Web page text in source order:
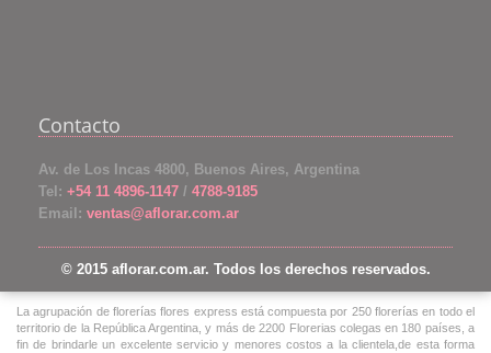
Contacto
Av. de Los Incas 4800, Buenos Aires, Argentina
Tel: +54 11 4896-1147 / 4788-9185
Email: ventas@aflorar.com.ar
© 2015 aflorar.com.ar. Todos los derechos reservados.
La agrupación de florerías flores express está compuesta por 250 florerías en todo el
territorio de la República Argentina, y más de 2200 Florerias colegas en 180 países, a
fin de brindarle un excelente servicio y menores costos a la clientela,de esta forma